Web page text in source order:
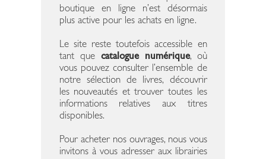
boutique en ligne n’est désormais
plus active pour les achats en ligne.
Le site reste toutefois accessible en
tant que catalogue numérique, où
vous pouvez consulter l’ensemble de
notre sélection de livres, découvrir
les nouveautés et trouver toutes les
informations relatives aux titres
disponibles.
Pour acheter nos ouvrages, nous vous
invitons à vous adresser aux librairies